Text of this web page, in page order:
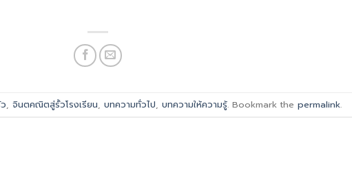
, จินตคณิตสู่รั้วโรงเรียน, บทความทั่วไป, บทความให้ความรู้. Bookmark the permalink.